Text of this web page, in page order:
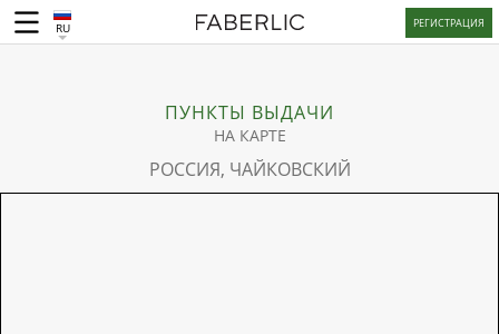
RU РЕГИСТРАЦИЯ
ПУНКТЫ ВЫДАЧИ
НА КАРТЕ
РОССИЯ, ЧАЙКОВСКИЙ